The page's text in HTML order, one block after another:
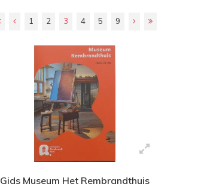
1 2 3 4 5 9
Gids Museum Het Rembrandthuis